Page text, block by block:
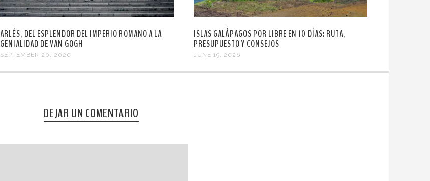
ARLÉS, DEL ESPLENDOR DEL IMPERIO ROMANO A LA
GENIALIDAD DE VAN GOGH
SEPTEMBER 20, 2020
ISLAS GALÁPAGOS POR LIBRE EN 10 DÍAS: RUTA,
PRESUPUESTO Y CONSEJOS
JUNE 19, 2026
DEJAR UN COMENTARIO